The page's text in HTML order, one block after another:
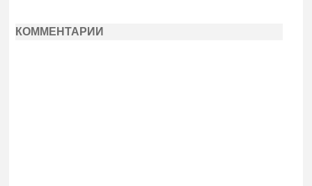
КОММЕНТАРИИ